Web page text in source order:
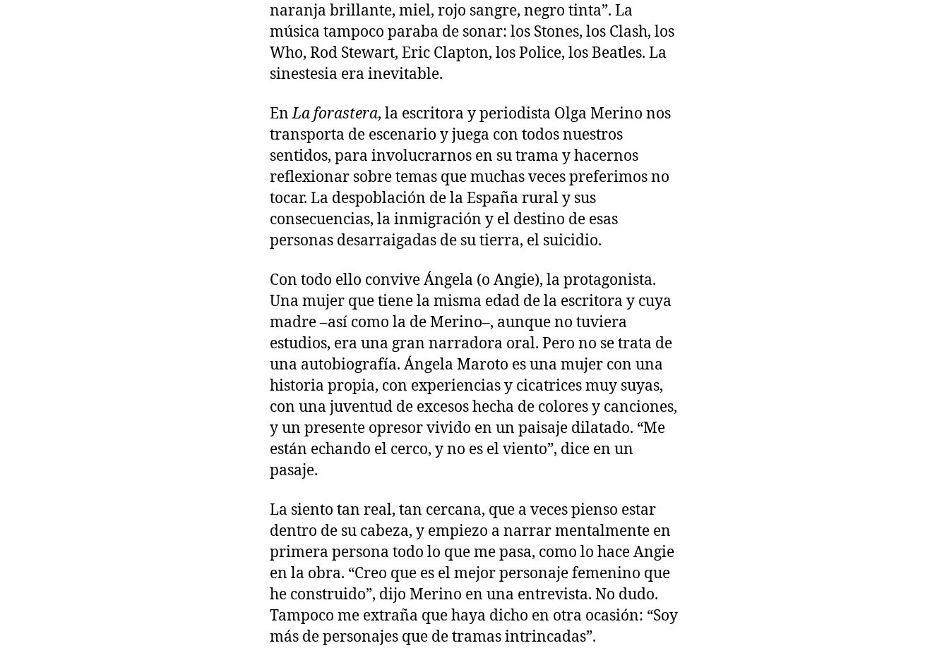
naranja brillante, miel, rojo sangre, negro tinta”. La
música tampoco paraba de sonar: los Stones, los Clash, los
Who, Rod Stewart, Eric Clapton, los Police, los Beatles. La
sinestesia era inevitable.
EnLa forastera, la escritora y periodista Olga Merino nos
transporta de escenario y juega con todos nuestros
sentidos, para involucrarnos en su trama y hacernos
reflexionar sobre temas que muchas veces preferimos no
tocar. La despoblación de la España rural y sus
consecuencias, la inmigración y el destino de esas
personas desarraigadas de su tierra, el suicidio.
Con todo ello convive Ángela (o Angie), la protagonista.
Una mujer que tiene la misma edad de la escritora y cuya
madre –así como la de Merino–, aunque no tuviera
estudios, era una gran narradora oral. Pero no se trata de
una autobiografía. Ángela Maroto es una mujer con una
historia propia, con experiencias y cicatrices muy suyas,
con una juventud de excesos hecha de colores y canciones,
y un presente opresor vivido en un paisaje dilatado. “Me
están echando el cerco, y no es el viento”, dice en un
pasaje.
La siento tan real, tan cercana, que a veces pienso estar
dentro de su cabeza, y empiezo a narrar mentalmente en
primera persona todo lo que me pasa, como lo hace Angie
en la obra. “Creo que es el mejor personaje femenino que
he construido”, dijo Merino en una entrevista. No dudo.
Tampoco me extraña que haya dicho en otra ocasión: “Soy
más de personajes que de tramas intrincadas”.